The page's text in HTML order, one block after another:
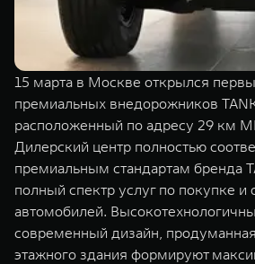
TANK 500
Веди за собой
от 6 499 000 ₽
TANK Кредит
TANK Лизинг
TANK Страхование
ЦИФРОВЫЕ СЕРВИСЫ TANK
Цифровые сервисы TANK
Подписки
15 марта в Москве открылся
премиальных внедорожников
расположенный по адресу 29 км
Дилерский центр полностью
премиальным стандартам бренда
полный спектр услуг по покупке
автомобилей.
современный дизайн,
этажного здания формируют